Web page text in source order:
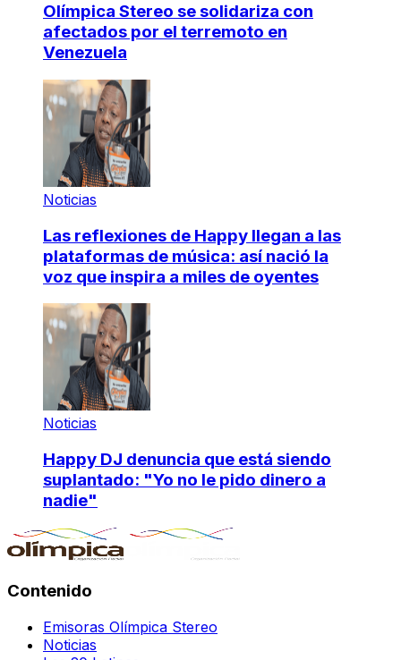
Olímpica Stereo se solidariza con
afectados por el terremoto en
Venezuela
Noticias
Las reflexiones de Happy llegan a las
plataformas de música: así nació la
voz que inspira a miles de oyentes
Noticias
Happy DJ denuncia que está siendo
suplantado: "Yo no le pido dinero a
nadie"
Contenido
Emisoras Olímpica Stereo
Noticias